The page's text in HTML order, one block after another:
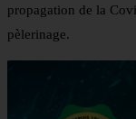
propagation de la
pèlerinage.